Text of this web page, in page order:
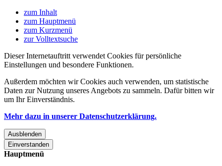
zum Inhalt
zum Hauptmenü
zum Kurzmenü
zur Volltextsuche
Dieser Internetauftritt verwendet Cookies für persönliche
Einstellungen und besondere Funktionen.
Außerdem möchten wir Cookies auch verwenden, um statistische
Daten zur Nutzung unseres Angebots zu sammeln. Dafür bitten wir
um Ihr Einverständnis.
Mehr dazu in unserer Datenschutzerklärung.
Ausblenden
Einverstanden
Hauptmenü